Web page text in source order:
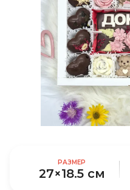
РАЗМЕР
27×18.5 см